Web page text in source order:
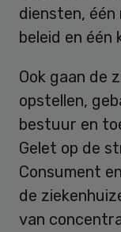
diensten, één
beleid en één
Ook gaan de
opstellen,
bestuur en
Gelet op de
Consument
de
van